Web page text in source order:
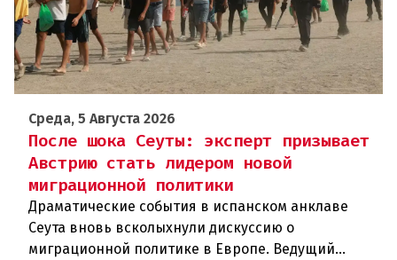
Среда, 5 Августа 2026
После шока Сеуты: эксперт призывает
Австрию стать лидером новой
миграционной политики
Драматические события в испанском анклаве
Сеута вновь всколыхнули дискуссию о
миграционной политике в Европе. Ведущий